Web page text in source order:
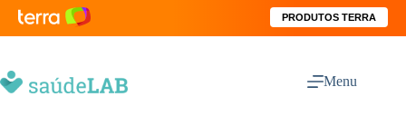
PRODUTOS TERRA
Menu